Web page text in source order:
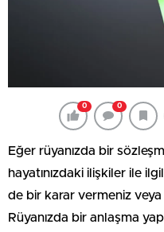
0 0
Eğer rüyanızda bir
hayatınızdaki ilişkiler ile
de bir karar vermeniz
Rüyanızda bir anlaşma